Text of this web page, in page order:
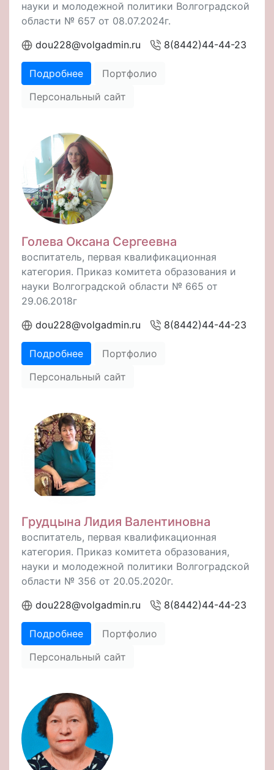
науки и молодежной политики Волгоградской
области № 657 от 08.07.2024г.
dou228@volgadmin.ru
8(8442)44-44-23
Подробнее
Портфолио
Персональный сайт
Голева Оксана Сергеевна
воспитатель, первая квалификационная
категория. Приказ комитета образования и
науки Волгоградской области № 665 от
29.06.2018г
dou228@volgadmin.ru
8(8442)44-44-23
Подробнее
Портфолио
Персональный сайт
Грудцына Лидия Валентиновна
воспитатель, первая квалификационная
категория. Приказ комитета образования,
науки и молодежной политики Волгоградской
области № 356 от 20.05.2020г.
dou228@volgadmin.ru
8(8442)44-44-23
Подробнее
Портфолио
Персональный сайт